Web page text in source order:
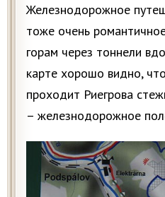
Железнодорожное
тоже очень
горам через тоннели
карте хорошо видно,
проходит Риегрова
– железнодорожное